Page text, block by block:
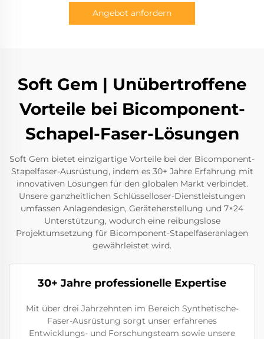
Angebot anfordern
Soft Gem | Unübertroffene
Vorteile bei Bicomponent-
Schapel-Faser-Lösungen
Soft Gem bietet einzigartige Vorteile bei der Bicomponent-
Stapelfaser-Ausrüstung, indem es 30+ Jahre Erfahrung mit
innovativen Lösungen für den globalen Markt verbindet.
Unsere ganzheitlichen Schlüsselloser-Dienstleistungen
umfassen Anlagendesign, Geräteherstellung und 7×24
Unterstützung, wodurch eine reibungslose
Projektumsetzung für Bicomponent-Stapelfaseranlagen
gewährleistet wird.
30+ Jahre professionelle Expertise
Mit über drei Jahrzehnten im Bereich Synthetische-
Faser-Ausrüstung sorgt unser erfahrenes
Entwicklungs- und Forschungsteam sowie unsere